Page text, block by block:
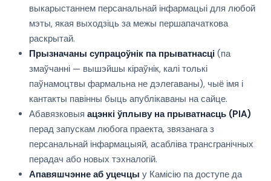
выкарыстаннем персанальнай інфармацыі для любой
мэты, якая выходзіць за межы першапачаткова
раскрытай.
Прызначаны супрацоўнік па прыватнасці (па
змаўчанні — вышэйшы кіраўнік, калі толькі
паўнамоцтвы фармальна не дэлегаваны), чыё імя і
кантакты павінны быць апублікаваны на сайце.
Абавязковыя ацэнкі ўплыву на прыватнасць (PIA)
перад запускам любога праекта, звязанага з
персанальнай інфармацыяй, асабліва трансгранічных
перадач або новых тэхналогій.
Апавяшчэнне аб уцечцы у Камісію па доступе да